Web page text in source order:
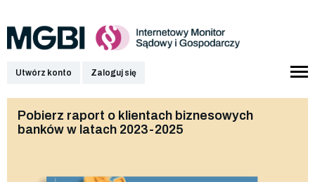
Utwórz konto Zaloguj się
Pobierz raport o klientach biznesowych
banków w latach 2023-2025